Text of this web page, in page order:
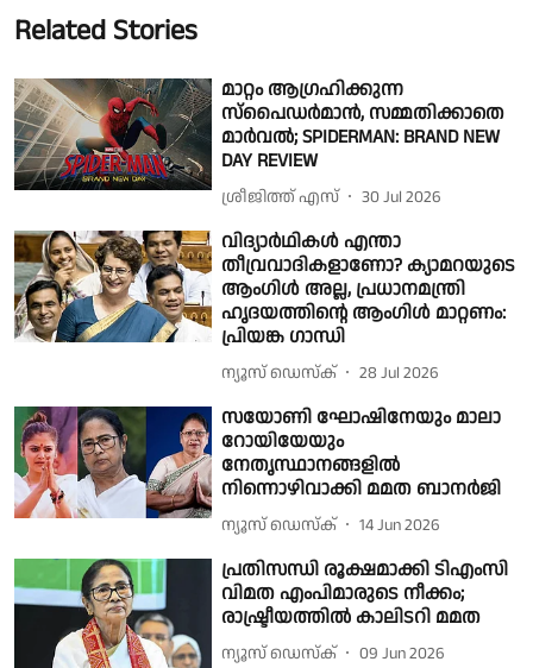
Related Stories
മാറ്റം ആഗ്രഹിക്കുന്ന
സ്പൈഡർമാൻ, സമ്മതിക്കാതെ
മാർവൽ; SPIDERMAN: BRAND NEW
DAY REVIEW
ശ്രീജിത്ത് എസ് 30 Jul 2026
വിദ്യാർഥികൾ എന്താ
തീവ്രവാദികളാണോ? ക്യാമറയുടെ
ആംഗിൾ അല്ല, പ്രധാനമന്ത്രി
ഹൃദയത്തിന്റെ ആംഗിൾ മാറ്റണം:
പ്രിയങ്ക ഗാന്ധി
ന്യൂസ് ഡെസ്ക് 28 Jul 2026
സയോണി ഘോഷിനേയും മാലാ
റോയിയേയും
നേതൃസ്ഥാനങ്ങളിൽ
നിന്നൊഴിവാക്കി മമത ബാനർജി
ന്യൂസ് ഡെസ്ക് 14 Jun 2026
പ്രതിസന്ധി രൂക്ഷമാക്കി ടിഎംസി
വിമത എംപിമാരുടെ നീക്കം;
രാഷ്ട്രീയത്തിൽ കാലിടറി മമത
ന്യൂസ് ഡെസ്ക് 09 Jun 2026